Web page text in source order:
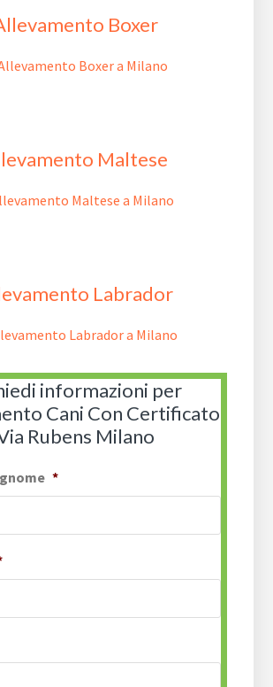
Boxer
Maltese
Labrador
informazioni per
Cani Con Certificato
Rubens Milano
*